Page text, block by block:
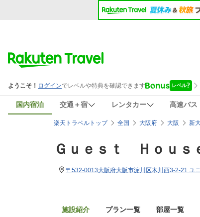
国内宿泊 交通＋宿 レンタカー 高速バス
楽天トラベルトップ 全国 大阪府 大阪 新
Ｇｕｅｓｔ Ｈｏｕ
施設紹介 プラン一覧 部屋一覧